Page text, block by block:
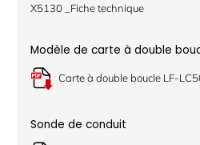
X5130 _Fiche technique
Modèle de carte à double
Carte à double boucle LF-
Sonde de conduit